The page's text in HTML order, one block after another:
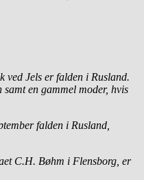
ved Jels er falden i Rusland.
en gammel moder, hvis
falden i Rusland,
C.H. Bøhm i Flensborg, er